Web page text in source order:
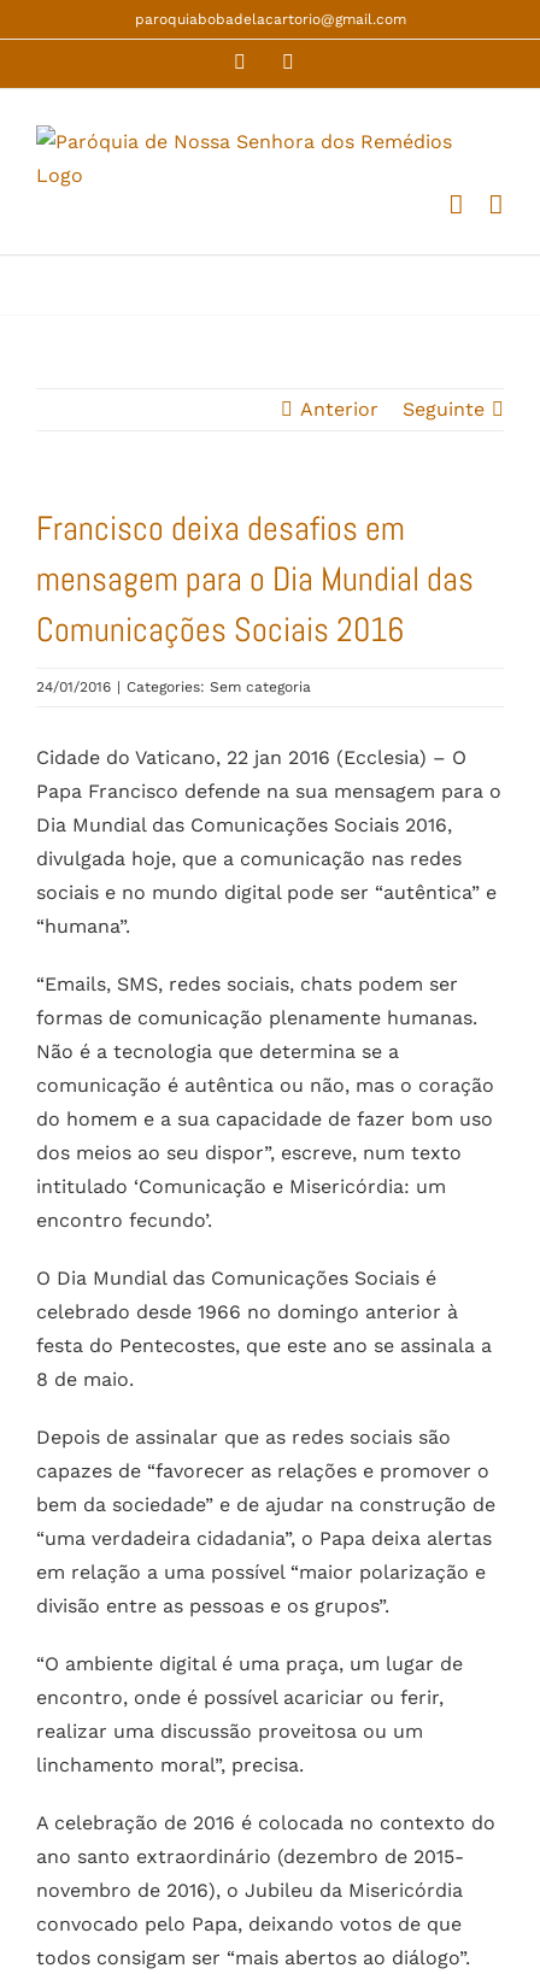
content
paroquiabobadelacartorio@gmail.com
Facebook
Anterior Seguinte
Francisco deixa desafios em
mensagem para o Dia Mundial das
Comunicações Sociais 2016
24/01/2016 | Categories: Sem categoria
Cidade do Vaticano, 22 jan 2016 (Ecclesia) – O
Papa Francisco defende na sua mensagem para o
Dia Mundial das Comunicações Sociais 2016,
divulgada hoje, que a comunicação nas redes
sociais e no mundo digital pode ser “autêntica” e
“humana”.
“Emails, SMS, redes sociais, chats podem ser
formas de comunicação plenamente humanas.
Não é a tecnologia que determina se a
comunicação é autêntica ou não, mas o coração
do homem e a sua capacidade de fazer bom uso
dos meios ao seu dispor”, escreve, num texto
intitulado ‘Comunicação e Misericórdia: um
encontro fecundo’.
O Dia Mundial das Comunicações Sociais é
celebrado desde 1966 no domingo anterior à
festa do Pentecostes, que este ano se assinala a
8 de maio.
Depois de assinalar que as redes sociais são
capazes de “favorecer as relações e promover o
bem da sociedade” e de ajudar na construção de
“uma verdadeira cidadania”, o Papa deixa alertas
em relação a uma possível “maior polarização e
divisão entre as pessoas e os grupos”.
“O ambiente digital é uma praça, um lugar de
encontro, onde é possível acariciar ou ferir,
realizar uma discussão proveitosa ou um
linchamento moral”, precisa.
A celebração de 2016 é colocada no contexto do
ano santo extraordinário (dezembro de 2015-
novembro de 2016), o Jubileu da Misericórdia
convocado pelo Papa, deixando votos de que
todos consigam ser “mais abertos ao diálogo”.